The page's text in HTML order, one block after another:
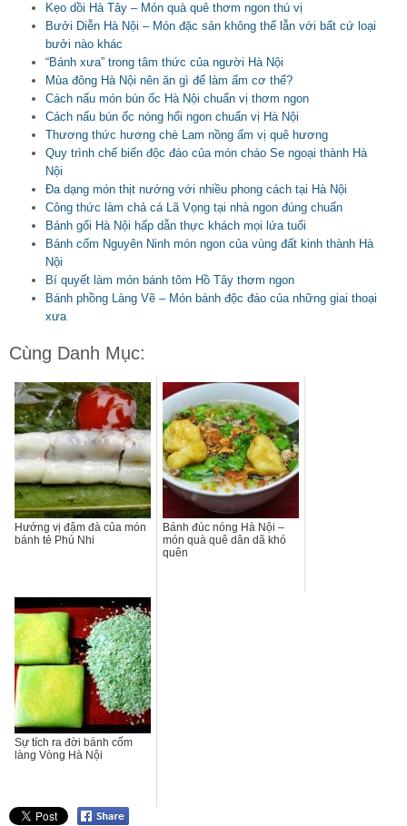
Kẹo dồi Hà Tây – Món quà quê thơm ngon thú vị
Bưởi Diễn Hà Nội – Món đặc sản không thể lẫn với bất cứ loại
bưởi nào khác
“Bánh xưa” trong tâm thức của người Hà Nội
Mùa đông Hà Nội nên ăn gì để làm ấm cơ thể?
Cách nấu món bún ốc Hà Nội chuẩn vị thơm ngon
Cách nấu bún ốc nóng hổi ngon chuẩn vị Hà Nội
Thương thức hương chè Lam nồng ấm vị quê hương
Quy trình chế biến độc đáo của món cháo Se ngoại thành Hà
Nội
Đa dạng món thịt nướng với nhiều phong cách tại Hà Nội
Công thức làm chả cá Lã Vọng tại nhà ngon đúng chuẩn
Bánh gối Hà Nội hấp dẫn thực khách mọi lứa tuổi
Bánh cốm Nguyên Ninh món ngon của vùng đất kinh thành Hà
Nội
Bí quyết làm món bánh tôm Hồ Tây thơm ngon
Bánh phồng Làng Vẽ – Món bánh độc đáo của những giai thoại
xưa
Cùng Danh Mục:
Hướng vị đậm đà của món
bánh tẻ Phú Nhi
Bánh đúc nóng Hà Nội –
món quà quê dân dã khó
quên
Sự tích ra đời bánh cốm
làng Vòng Hà Nội